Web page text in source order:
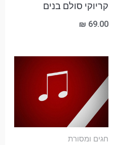
קריוקי סולם בנים
₪ 69.00
חגים ומסורת